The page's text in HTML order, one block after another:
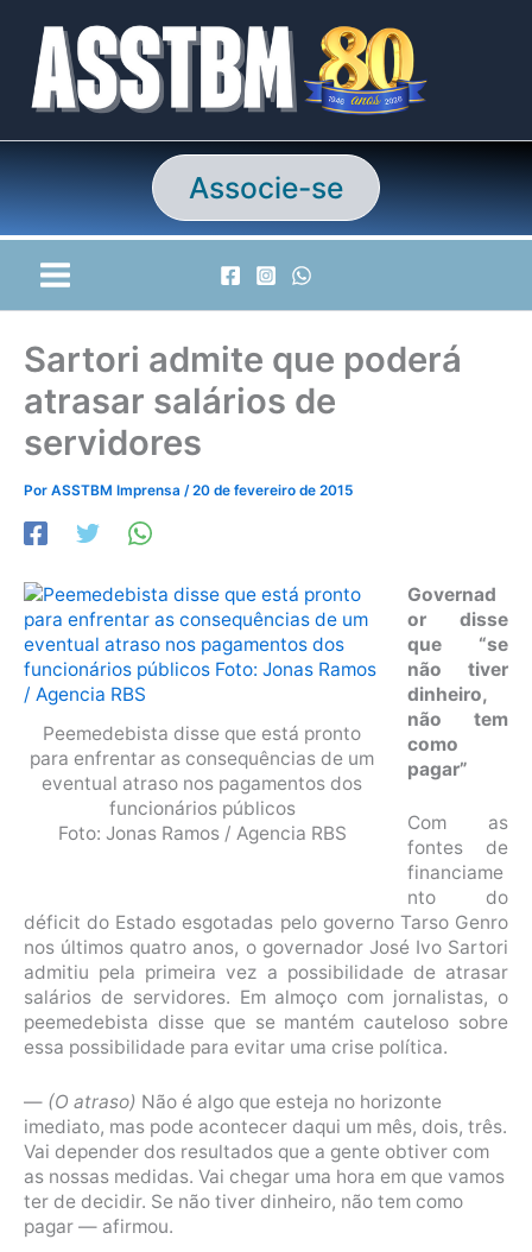
conteúdo
Associe-se
Sartori admite que poderá
atrasar salários de
servidores
Por ASSTBM Imprensa /20 de fevereiro de 2015
Peemedebista disse que está pronto
para enfrentar as consequências de um
eventual atraso nos pagamentos dos
funcionários públicos
Foto: Jonas Ramos / Agencia RBS
Governad
or disse
que “se
não tiver
dinheiro,
não tem
como
pagar”
Com as
fontes de
financiame
nto do
déficit do Estado esgotadas pelo governo Tarso Genro
nos últimos quatro anos, o governador José Ivo Sartori
admitiu pela primeira vez a possibilidade de atrasar
salários de servidores. Em almoço com jornalistas, o
peemedebista disse que se mantém cauteloso sobre
essa possibilidade para evitar uma crise política.
— (O atraso) Não é algo que esteja no horizonte
imediato, mas pode acontecer daqui um mês, dois, três.
Vai depender dos resultados que a gente obtiver com
as nossas medidas. Vai chegar uma hora em que vamos
ter de decidir. Se não tiver dinheiro, não tem como
pagar — afirmou.